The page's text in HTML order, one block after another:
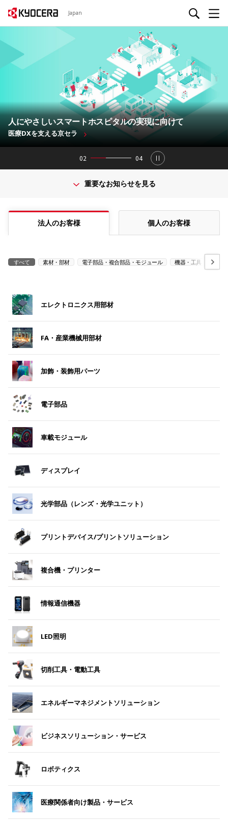
Japan
人にやさしいスマートホスピタルの実現に向けて
医療DXを支える京セラ
02 04
重要なお知らせを見る
法人のお客様 個人のお客様
すべて 素材・部材 電子部品・複合部品・モジュール 機器・工具 ソリ
エレクトロニクス用部材
FA・産業機械用部材
加飾・装飾用パーツ
電子部品
車載モジュール
ディスプレイ
光学部品（レンズ・光学ユニット）
プリントデバイス/プリントソリューション
複合機・プリンター
情報通信機器
LED照明
切削工具・電動工具
エネルギーマネジメントソリューション
ビジネスソリューション・サービス
ロボティクス
医療関係者向け製品・サービス